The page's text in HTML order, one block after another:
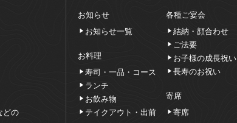
どの
お知らせ
お知らせ一覧
お料理
寿司・一品・コース
ランチ
お飲み物
テイクアウト・出前
各種ご宴会
結納・顔合わせ
ご法要
お子様の成長祝い
長寿のお祝い
寄席
寄席